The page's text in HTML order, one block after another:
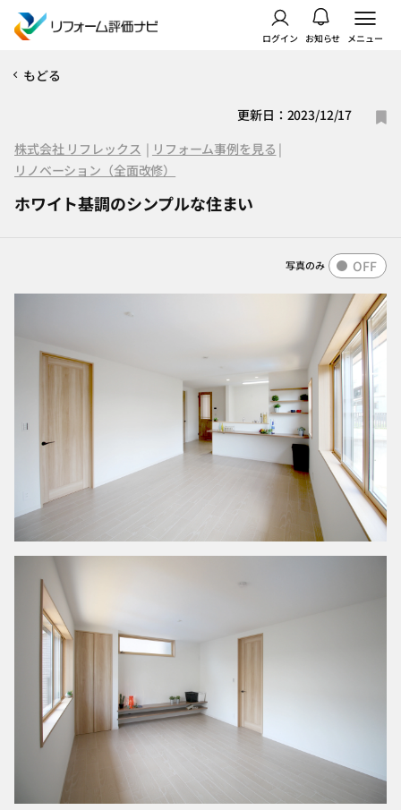
ログイン お知らせ メニュー
もどる
更新日：2023/12/17
株式会社 リフレックス | リフォーム事例を見る |
リノベーション（全面改修）
ホワイト基調のシンプルな住まい
写真のみ OFF